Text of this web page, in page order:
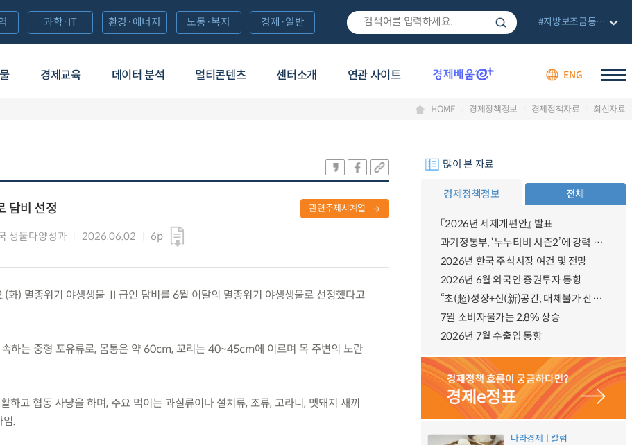
경제교육 데이터 분석 멀티콘텐츠 센터소개 연관 사이트 ENG
과학·IT 환경·에너지 노동·복지 경제·일반 #지방보조금통합관리망
HOME 경제정책정보 경제정책자료 최신자료
담비 선정
생물다양성과 2026.06.02 6p
관련주제시계열
화) 멸종위기 야생생물 Ⅱ급인 담비를 6월 이달의 멸종위기 야생생물로 선정했다고
하는 중형 포유류로, 몸통은 약 60cm, 꼬리는 40~45cm에 이르며 목 주변의 노란
하고 협동 사냥을 하며, 주요 먹이는 과실류이나 설치류, 조류, 고라니, 멧돼지 새끼
임.
많이 본 자료
경제정책정보 전체
『2026년 세제개편안』 발표
과기정통부, ‘누누티비 시즌2’에 강력 대응 의지 밝혀
2026년 한국 주식시장 여건 및 전망
2026년 6월 외국인 증권투자 동향
“초(超)성장+신(新)공간, 대체불가 산업강국”
7월 소비자물가는 2.8% 상승
2026년 7월 수출입 동향
나라경제ㅣ칼럼